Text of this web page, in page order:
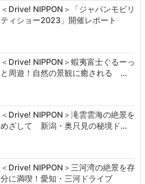
＜Drive! NIPPON＞「ジャパンモビリ
ティショー2023」開催レポート
＜Drive! NIPPON＞蝦夷富士ぐるーっ
と周遊！自然の景観に癒される …
＜Drive! NIPPON＞滝雲雲海の絶景を
めざして 新潟・奥只見の秘境ド…
＜Drive! NIPPON＞三河湾の絶景を存
分に満喫！愛知・三河ドライブ